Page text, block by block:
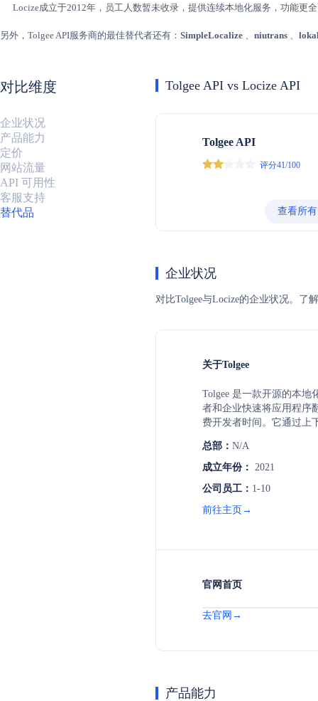
Locize成立于2012年，员工人数暂未收录，提供连续本地化服务，功能更
另外，Tolgee API服务商的最佳替代者还有： SimpleLocalize 、 niutrans 、
对比维度
企业状况
产品能力
定价
网站流量
API 可用性
客服支持
替代品
Tolgee API vs Locize API
Tolgee API
评分41/100
查看所
企业状况
对比Tolgee与Locize的企业状况。
关于Tolgee
Tolgee 是一款开源的本地
者和企业快速将应用程序
费开发者时间。它通过上
本，实现全球化。
总部： N/A
成立年份： 2021
公司员工： 1-10
前往主页→
官网首页
去官网→
产品能力